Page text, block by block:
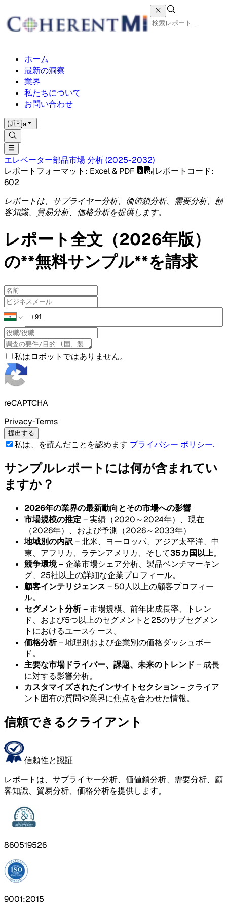
ホーム
最新の洞察
業界
私たちについて
お問い合わせ
🇯🇵ja
エレベーター部品市場分析(2025-2032)
レポートフォーマット : Excel & PDF |レポートコード:
602
レポートは、サプライヤー分析、価値鎖分析、需要分析、顧
客知識、貿易分析、価格分析を提供します。
レポート全文（2026年版）
の**無料サンプル**を請求
私はロボットではありません。
reCAPTCHA
Privacy-Terms
提出する
私は、を読んだことを認めます プライバシー ポリシー.
サンプルレポートには何が含まれてい
ますか？
2026年の業界の最新動向とその市場への影響
市場規模の推定– 実績（2020～2024年）、現在
（2026年）、および予測（2026～2033年）
地域別の内訳– 北米、ヨーロッパ、アジア太平洋、中
東、アフリカ、ラテンアメリカ、そして35カ国以上。
競争環境– 企業市場シェア分析、製品ベンチマーキン
グ、25社以上の詳細な企業プロフィール。
顧客インテリジェンス – 50人以上の顧客プロフィー
ル。
セグメント分析– 市場規模、前年比成長率、トレン
ド、および5つ以上のセグメントと25のサブセグメン
トにおけるユースケース。
価格分析– 地理別および企業別の価格ダッシュボー
ド。
主要な市場ドライバー、課題、未来のトレンド – 成長
に対する影響分析。
カスタマイズされたインサイトセクション– クライア
ント固有の質問や業界に焦点を合わせた情報。
信頼できるクライアント
信頼性と認証
レポートは、サプライヤー分析、価値鎖分析、需要分析、顧
客知識、貿易分析、価格分析を提供します。
860519526
9001:2015